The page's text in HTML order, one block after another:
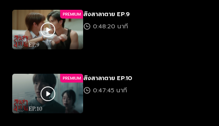
PREMIUM สิงสาลาตาย EP.9
0:48:20 นาที
PREMIUM สิงสาลาตาย EP.10
0:47:45 นาที